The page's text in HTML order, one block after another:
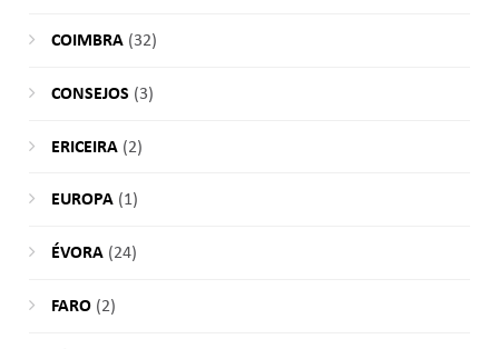
COIMBRA(32)
CONSEJOS (3)
ERICEIRA(2)
EUROPA(1)
ÉVORA(24)
FARO(2)